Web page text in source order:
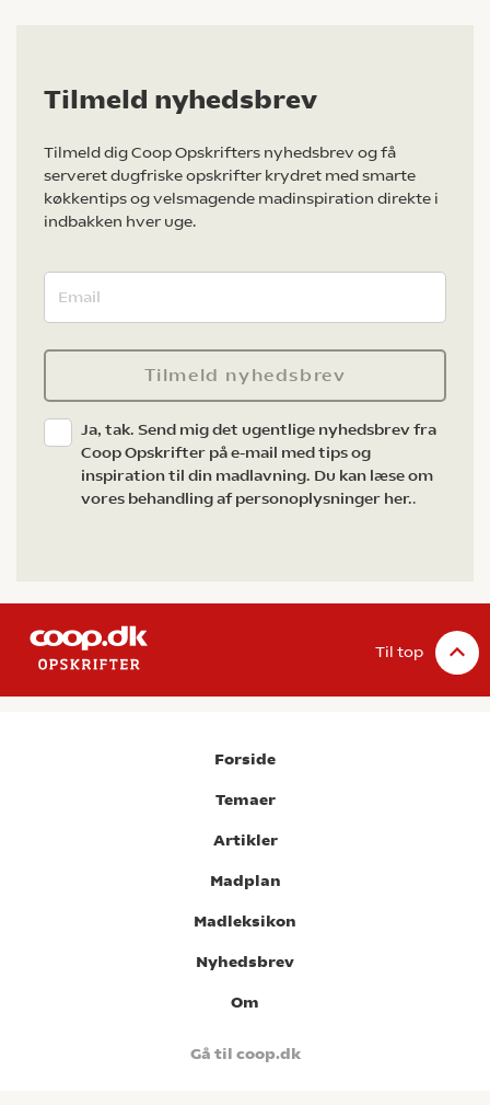
Tilmeld nyhedsbrev
Tilmeld dig Coop Opskrifters nyhedsbrev og få
serveret dugfriske opskrifter krydret med smarte
køkkentips og velsmagende madinspiration direkte i
indbakken hver uge.
Tilmeld nyhedsbrev
Ja, tak. Send mig det ugentlige nyhedsbrev fra
Coop Opskrifter på e-mail med tips og
inspiration til din madlavning. Du kan læse om
vores behandling af personoplysninger her..
Til top
Forside
Temaer
Artikler
Madplan
Madleksikon
Nyhedsbrev
Om
Gå til coop.dk